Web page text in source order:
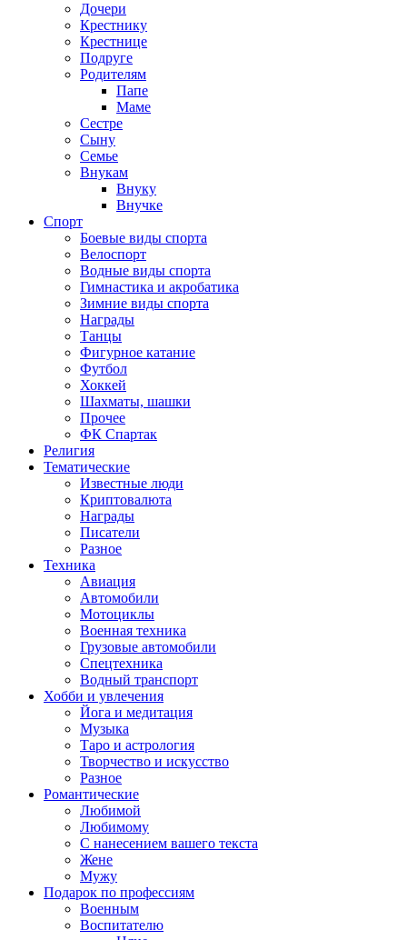
Дочери
Крестнику
Крестнице
Подруге
Родителям
Папе
Маме
Сестре
Сыну
Семье
Внукам
Внуку
Внучке
Спорт
Боевые виды спорта
Велоспорт
Водные виды спорта
Гимнастика и акробатика
Зимние виды спорта
Награды
Танцы
Фигурное катание
Футбол
Хоккей
Шахматы, шашки
Прочее
ФК Спартак
Религия
Тематические
Известные люди
Криптовалюта
Награды
Писатели
Разное
Техника
Авиация
Автомобили
Мотоциклы
Военная техника
Грузовые автомобили
Спецтехника
Водный транспорт
Хобби и увлечения
Йога и медитация
Музыка
Таро и астрология
Творчество и искусство
Разное
Романтические
Любимой
Любимому
С нанесением вашего текста
Жене
Мужу
Подарок по профессиям
Военным
Воспитателю